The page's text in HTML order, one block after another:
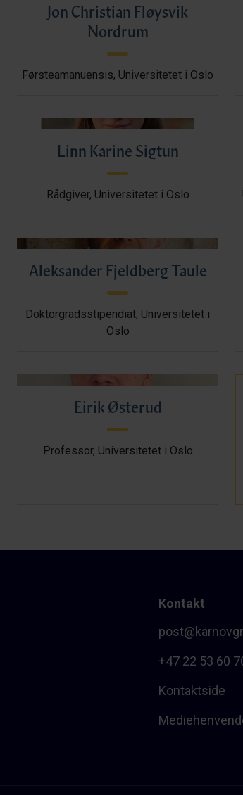
Jon Christian Fløysvik
Nordrum
Førsteamanuensis, Universitetet i Oslo
Linn Karine Sigtun
Rådgiver, Universitetet i Oslo
Aleksander Fjeldberg Taule
Doktorgradsstipendiat, Universitetet i
Oslo
Eirik Østerud
Professor, Universitetet i Oslo
Kontakt
+47 22 53 60
Kontaktside